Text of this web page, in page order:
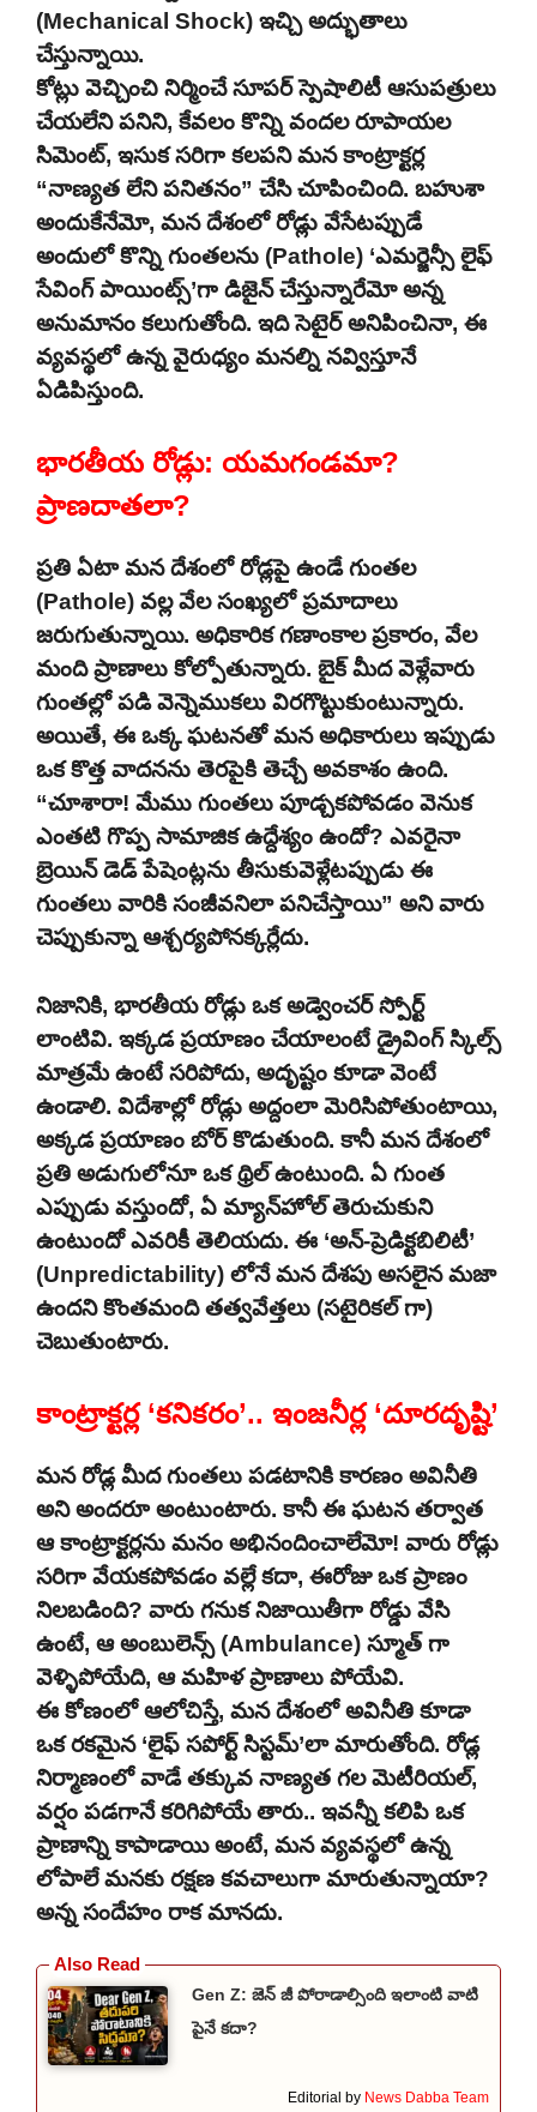
(Mechanical Shock) ఇచ్చి అద్భుతాలు
చేస్తున్నాయి.
కోట్లు వెచ్చించి నిర్మించే సూపర్ స్పెషాలిటీ ఆసుపత్రులు
చేయలేని పనిని, కేవలం కొన్ని వందల రూపాయల
సిమెంట్, ఇసుక సరిగా కలపని మన కాంట్రాక్టర్ల
“నాణ్యత లేని పనితనం” చేసి చూపించింది. బహుశా
అందుకేనేమో, మన దేశంలో రోడ్లు వేసేటప్పుడే
అందులో కొన్ని గుంతలను (Pathole) ‘ఎమర్జెన్సీ లైఫ్
సేవింగ్ పాయింట్స్’గా డిజైన్ చేస్తున్నారేమో అన్న
అనుమానం కలుగుతోంది. ఇది సెటైర్ అనిపించినా, ఈ
వ్యవస్థలో ఉన్న వైరుధ్యం మనల్ని నవ్విస్తూనే
ఏడిపిస్తుంది.
భారతీయ రోడ్లు: యమగండమా?
ప్రాణదాతలా?
ప్రతి ఏటా మన దేశంలో రోడ్లపై ఉండే గుంతల
(Pathole) వల్ల వేల సంఖ్యలో ప్రమాదాలు
జరుగుతున్నాయి. అధికారిక గణాంకాల ప్రకారం, వేల
మంది ప్రాణాలు కోల్పోతున్నారు. బైక్ మీద వెళ్లేవారు
గుంతల్లో పడి వెన్నెముకలు విరగొట్టుకుంటున్నారు.
అయితే, ఈ ఒక్క ఘటనతో మన అధికారులు ఇప్పుడు
ఒక కొత్త వాదనను తెరపైకి తెచ్చే అవకాశం ఉంది.
“చూశారా! మేము గుంతలు పూడ్చకపోవడం వెనుక
ఎంతటి గొప్ప సామాజిక ఉద్దేశ్యం ఉందో? ఎవరైనా
బ్రెయిన్ డెడ్ పేషెంట్లను తీసుకువెళ్లేటప్పుడు ఈ
గుంతలు వారికి సంజీవనిలా పనిచేస్తాయి” అని వారు
చెప్పుకున్నా ఆశ్చర్యపోనక్కర్లేదు.
నిజానికి, భారతీయ రోడ్లు ఒక అడ్వెంచర్ స్పోర్ట్
లాంటివి. ఇక్కడ ప్రయాణం చేయాలంటే డ్రైవింగ్ స్కిల్స్
మాత్రమే ఉంటే సరిపోదు, అదృష్టం కూడా వెంటే
ఉండాలి. విదేశాల్లో రోడ్లు అద్దంలా మెరిసిపోతుంటాయి,
అక్కడ ప్రయాణం బోర్ కొడుతుంది. కానీ మన దేశంలో
ప్రతి అడుగులోనూ ఒక థ్రిల్ ఉంటుంది. ఏ గుంత
ఎప్పుడు వస్తుందో, ఏ మ్యాన్‌హోల్ తెరుచుకుని
ఉంటుందో ఎవరికీ తెలియదు. ఈ ‘అన్-ప్రెడిక్టబిలిటీ’
(Unpredictability) లోనే మన దేశపు అసలైన మజా
ఉందని కొంతమంది తత్వవేత్తలు (సటైరికల్ గా)
చెబుతుంటారు.
కాంట్రాక్టర్ల ‘కనికరం’.. ఇంజనీర్ల ‘దూరదృష్టి’
మన రోడ్ల మీద గుంతలు పడటానికి కారణం అవినీతి
అని అందరూ అంటుంటారు. కానీ ఈ ఘటన తర్వాత
ఆ కాంట్రాక్టర్లను మనం అభినందించాలేమో! వారు రోడ్లు
సరిగా వేయకపోవడం వల్లే కదా, ఈరోజు ఒక ప్రాణం
నిలబడింది? వారు గనుక నిజాయితీగా రోడ్డు వేసి
ఉంటే, ఆ అంబులెన్స్ (Ambulance) స్మూత్ గా
వెళ్ళిపోయేది, ఆ మహిళ ప్రాణాలు పోయేవి.
ఈ కోణంలో ఆలోచిస్తే, మన దేశంలో అవినీతి కూడా
ఒక రకమైన ‘లైఫ్ సపోర్ట్ సిస్టమ్’లా మారుతోంది. రోడ్ల
నిర్మాణంలో వాడే తక్కువ నాణ్యత గల మెటీరియల్,
వర్షం పడగానే కరిగిపోయే తారు.. ఇవన్నీ కలిపి ఒక
ప్రాణాన్ని కాపాడాయి అంటే, మన వ్యవస్థలో ఉన్న
లోపాలే మనకు రక్షణ కవచాలుగా మారుతున్నాయా?
అన్న సందేహం రాక మానదు.
Gen Z: జెన్ జీ పోరాడాల్సింది ఇలాంటి వాటి
పైనే కదా?
Editorial by News Dabba Team